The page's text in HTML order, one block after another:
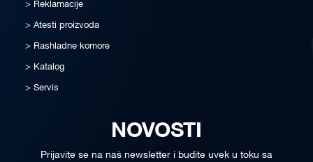
Reklamacije
Atesti proizvoda
Rashladne komore
Katalog
Servis
NOVOSTI
Prijavite se na naš newsletter i budite uvek u toku sa